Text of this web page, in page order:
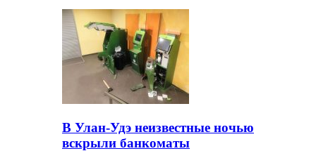
В Улан-Удэ неизвестные ночью
вскрыли банкоматы